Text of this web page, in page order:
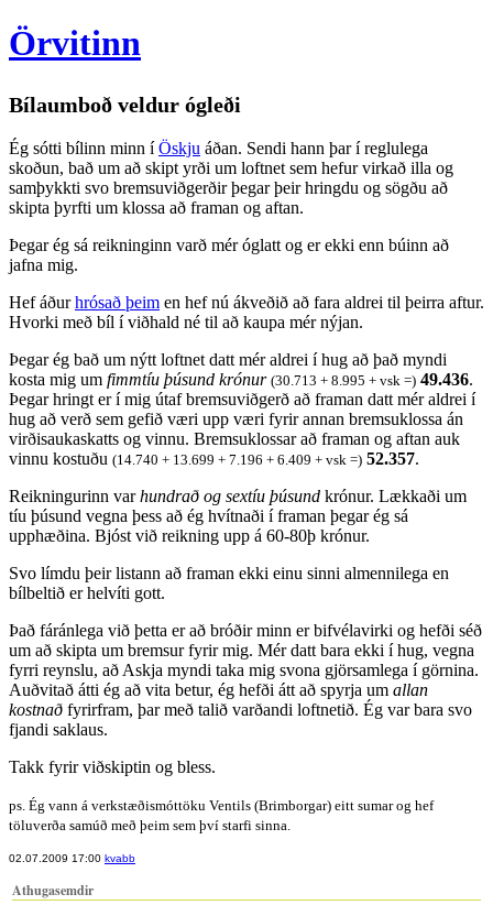
Örvitinn
Bílaumboð veldur ógleði
Ég sótti bílinn minn í Öskju áðan. Sendi hann þar í reglulega
skoðun, bað um að skipt yrði um loftnet sem hefur virkað illa og
samþykkti svo bremsuviðgerðir þegar þeir hringdu og sögðu að
skipta þyrfti um klossa að framan og aftan.
Þegar ég sá reikninginn varð mér óglatt og er ekki enn búinn að
jafna mig.
Hef áðurhrósað þeim en hef nú ákveðið að fara aldrei til þeirra aftur.
Hvorki með bíl í viðhald né til að kaupa mér nýjan.
Þegar ég bað um nýtt loftnet datt mér aldrei í hug að það myndi
kosta mig um fimmtíu þúsund krónur (30.713 + 8.995 + vsk =) 49.436.
Þegar hringt er í mig útaf bremsuviðgerð að framan datt mér aldrei í
hug að verð sem gefið væri upp væri fyrir annan bremsuklossa án
virðisaukaskatts og vinnu. Bremsuklossar að framan og aftan auk
vinnu kostuðu (14.740 + 13.699 + 7.196 + 6.409 + vsk =) 52.357.
Reikningurinn varhundrað og sextíu þúsund krónur. Lækkaði um
tíu þúsund vegna þess að ég hvítnaði í framan þegar ég sá
upphæðina. Bjóst við reikning upp á 60-80þ krónur.
Svo límdu þeir listann að framan ekki einu sinni almennilega en
bílbeltið er helvíti gott.
Það fáránlega við þetta er að bróðir minn er bifvélavirki og hefði séð
um að skipta um bremsur fyrir mig. Mér datt bara ekki í hug, vegna
fyrri reynslu, að Askja myndi taka mig svona gjörsamlega í görnina.
Auðvitað átti ég að vita betur, ég hefði átt að spyrja um allan
kostnað fyrirfram, þar með talið varðandi loftnetið. Ég var bara svo
fjandi saklaus.
Takk fyrir viðskiptin og bless.
ps. Ég vann á verkstæðismóttöku Ventils (Brimborgar) eitt sumar og hef
töluverða samúð með þeim sem því starfi sinna.
02.07.2009 17:00 kvabb
Athugasemdir